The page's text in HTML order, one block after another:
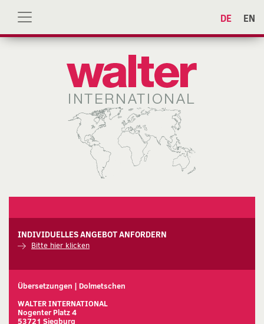
DE EN
INDIVIDUELLES ANGEBOT ANFORDERN
Bitte hier klicken
Übersetzungen | Dolmetschen
WALTER INTERNATIONAL
Nogenter Platz 4
53721 Siegburg